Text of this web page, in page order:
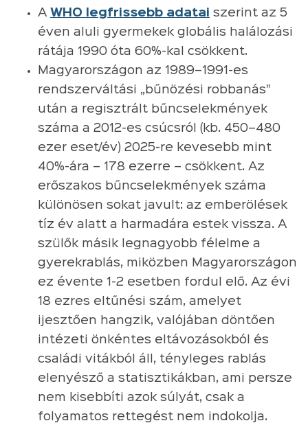
A WHO legfrissebb adatai szerint az 5
éven aluli gyermekek globális halálozási
rátája 1990 óta 60%-kal csökkent.
Magyarországon az 1989–1991-es
rendszerváltási „bűnözési robbanás"
után a regisztrált bűncselekmények
száma a 2012-es csúcsról (kb. 450–480
ezer eset/év) 2025-re kevesebb mint
40%-ára – 178 ezerre – csökkent. Az
erőszakos bűncselekmények száma
különösen sokat javult: az emberölések
tíz év alatt a harmadára estek vissza. A
szülők másik legnagyobb félelme a
gyerekrablás, miközben Magyarországon
ez évente 1-2 esetben fordul elő. Az évi
18 ezres eltűnési szám, amelyet
ijesztően hangzik, valójában döntően
intézeti önkéntes eltávozásokból és
családi vitákból áll, tényleges rablás
elenyésző a statisztikákban, ami persze
nem kisebbíti azok súlyát, csak a
folyamatos rettegést nem indokolja.